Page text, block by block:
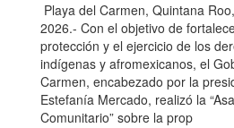
Playa del Carmen, Quintana
2026.- Con el objetivo de
protección y el ejercicio de los
indígenas y afromexicanos, el
Carmen, encabezado por la
Estefanía Mercado, realizó la
Comunitario” sobre la prop